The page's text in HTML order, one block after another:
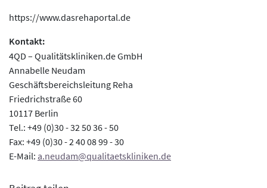
https://www.dasrehaportal.de
Kontakt:
4QD – Qualitätskliniken.de GmbH
Annabelle Neudam
Geschäftsbereichsleitung Reha
Friedrichstraße 60
10117 Berlin
Tel.: +49 (0)30 - 32 50 36 - 50
Fax: +49 (0)30 - 2 40 08 99 - 30
E-Mail: a.neudam@qualitaetskliniken.de